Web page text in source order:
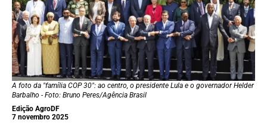
A foto da "família COP 30": ao centro, o presidente Lula e o governador Helder
Barbalho - Foto: Bruno Peres/Agência Brasil
Edição AgroDF
7 novembro 2025